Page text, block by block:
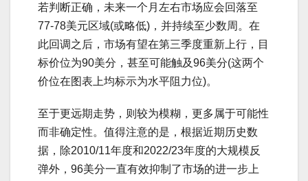
若判断正确，未来一个月左右市场应会回落至
77-78美元区域(或略低)，并持续至少数周。在
此回调之后，市场有望在第三季度重新上行，目
标价位为90美分，甚至可能触及96美分(这两个
价位在图表上均标示为水平阻力位)。
至于更远期走势，则较为模糊，更多属于可能性
而非确定性。值得注意的是，根据近期历史数
据，除2010/11年度和2022/23年度的大规模反
弹外，96美分一直有效抑制了市场的进一步上